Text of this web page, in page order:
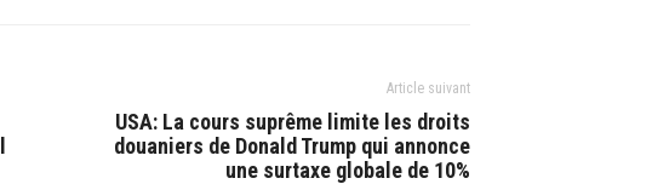
Article suivant
USA: La cours suprême limite les droits
douaniers de Donald Trump qui annonce
une surtaxe globale de 10%